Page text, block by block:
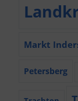
Markt
Petersberg